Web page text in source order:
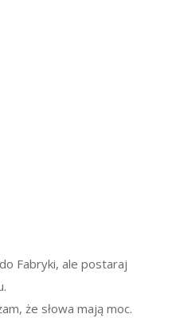
Fabryki, ale postaraj
że słowa mają moc.